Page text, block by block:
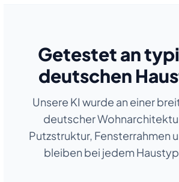
Getestet an
deutschen
Unsere KI wurde an einer
deutscher
Putzstruktur, Fensterrahmen
bleiben bei jedem